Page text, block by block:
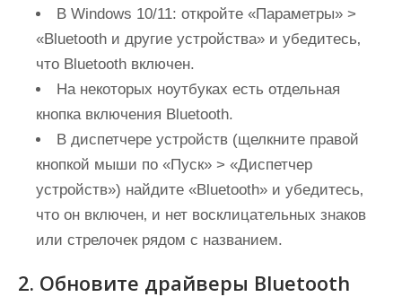
В Windows 10/11: откройте «Параметры» >
«Bluetooth и другие устройства» и убедитесь‚
что Bluetooth включен.
На некоторых ноутбуках есть отдельная
кнопка включения Bluetooth.
В диспетчере устройств (щелкните правой
кнопкой мыши по «Пуск» > «Диспетчер
устройств») найдите «Bluetooth» и убедитесь‚
что он включен‚ и нет восклицательных знаков
или стрелочек рядом с названием.
2. Обновите драйверы Bluetooth